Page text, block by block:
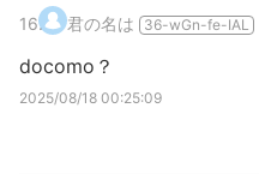
16. 君の名は 36-wGn-fe-IAL
docomo？
2025/08/18 00:25:09